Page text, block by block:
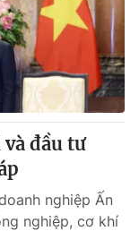
số 483/GP-BTTTT
Quốc Thắng,
932
đầu tư
nghiệp Ấn
nghiệp, cơ khí